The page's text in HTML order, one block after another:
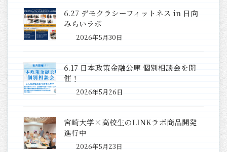
6.27 デモクラシーフィットネス in 日向
みらいラボ
2026年5月30日
6.17 日本政策金融公庫 個別相談会を開
催！
2026年5月26日
宮崎大学×高校生のLINKラボ商品開発
進行中
2026年5月23日